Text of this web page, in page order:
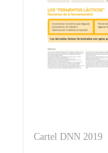
Cartel DNN 2019